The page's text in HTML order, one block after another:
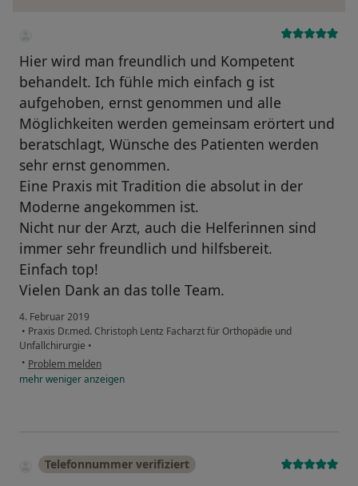
Hier wird man freundlich und Kompetent
behandelt. Ich fühle mich einfach g ist
aufgehoben, ernst genommen und alle
Möglichkeiten werden gemeinsam erörtert und
beratschlagt, Wünsche des Patienten werden
sehr ernst genommen.
Eine Praxis mit Tradition die absolut in der
Moderne angekommen ist.
Nicht nur der Arzt, auch die Helferinnen sind
immer sehr freundlich und hilfsbereit.
Einfach top!
Vielen Dank an das tolle Team.
4. Februar 2019
• Praxis Dr.med. Christoph Lentz Facharzt für Orthopädie und
Unfallchirurgie •
• Problem melden
mehrwenigeranzeigen
Telefonnummer verifiziert